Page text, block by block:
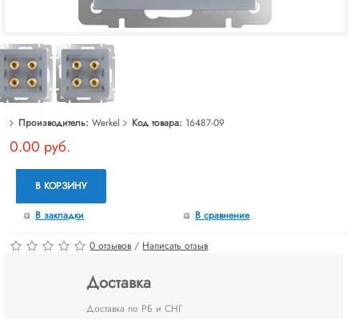
Производитель: Werkel Код товара: 16487-09
0.00 руб.
В КОРЗИНУ
В закладки В сравнение
0 отзывов / Написать отзыв
Доставка
Доставка по РБ и СНГ